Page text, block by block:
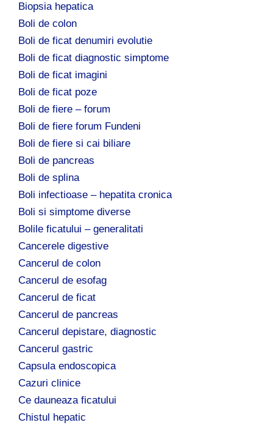
Biopsia hepatica
Boli de colon
Boli de ficat denumiri evolutie
Boli de ficat diagnostic simptome
Boli de ficat imagini
Boli de ficat poze
Boli de fiere – forum
Boli de fiere forum Fundeni
Boli de fiere si cai biliare
Boli de pancreas
Boli de splina
Boli infectioase – hepatita cronica
Boli si simptome diverse
Bolile ficatului – generalitati
Cancerele digestive
Cancerul de colon
Cancerul de esofag
Cancerul de ficat
Cancerul de pancreas
Cancerul depistare, diagnostic
Cancerul gastric
Capsula endoscopica
Cazuri clinice
Ce dauneaza ficatului
Chistul hepatic